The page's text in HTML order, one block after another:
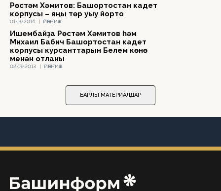
01.09.2014 | ЙӘМҒИӘТ
Рөстәм Хәмитов: Башҡортостан кадет
корпусы – яңы төр уҡыу йорто
02.09.2013 | ЙӘМҒИӘТ
Ишембайҙа Рөстәм Хәмитов һәм
Михаил Бабич Башҡортостан кадет
корпусы курсанттарын Белем көнө
менән ҡотланы
БАРЛЫҠ МАТЕРИАЛДАР